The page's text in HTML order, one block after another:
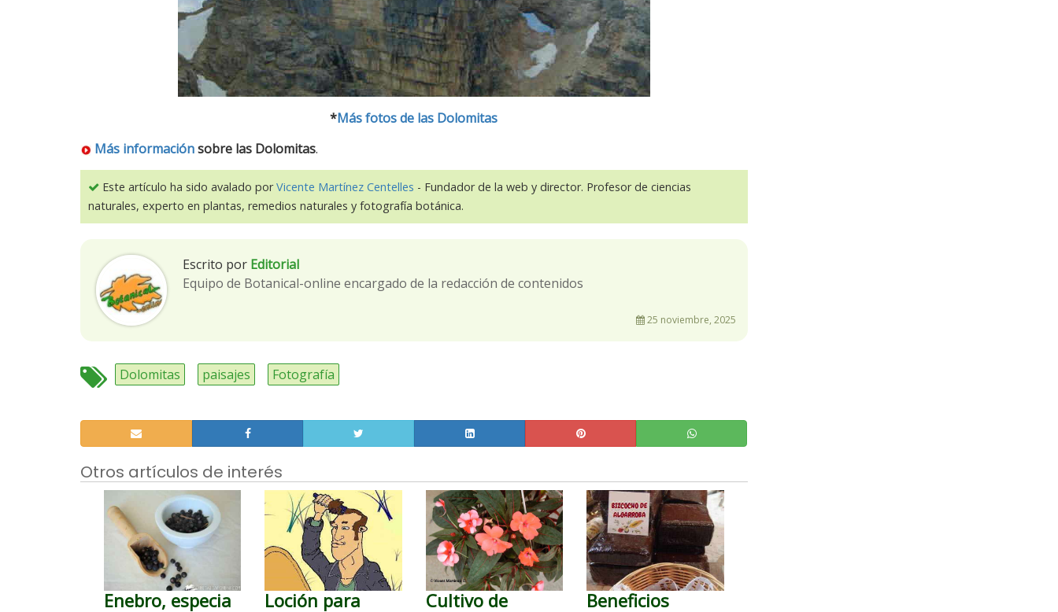
*Más fotos de las Dolomitas
Más informaciónsobre las Dolomitas.
Este artículo ha sido avalado porVicente Martínez Centelles - Fundador de la web y director. Profesor de ciencias
naturales, experto en plantas, remedios naturales y fotografía botánica.
Escrito por Editorial
Equipo de Botanical-online encargado de la redacción de contenidos
25 noviembre, 2025
Dolomitas paisajes Fotografía
Otros artículos de interés
Enebro, especia
Loción para
Cultivo de
Beneficios